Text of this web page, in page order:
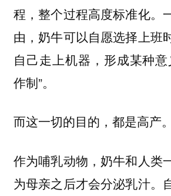
程，整个过程高度标准化。
由，奶牛可以自愿选择上班
自己走上机器，形成某种
作制”。
而这一切的目的，都是高产。
作为哺乳动物，奶牛和人类
为母亲之后才会分泌乳汁。